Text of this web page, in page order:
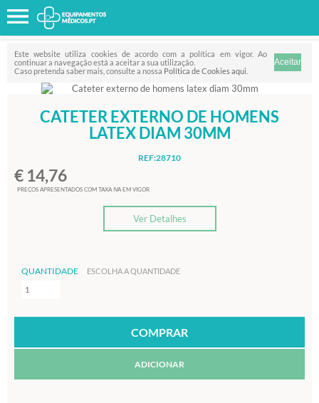
Este website utiliza cookies de acordo com a política em vigor. Ao
continuar a navegação está a aceitar a sua utilização.
Caso pretenda saber mais, consulte a nossa Política de Cookies aqui
CATETER EXTERNO DE HOMENS
LATEX DIAM 30MM
REF:28710
€ 14,76
PREÇOS APRESENTADOS COM TAXA IVA EM VIGOR
Ver Detalhes
QUANTIDADE ESCOLHA A QUANTIDADE
ADICIONAR